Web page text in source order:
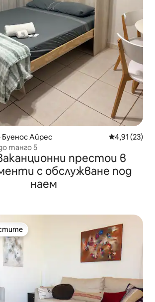
Айрес Средна
4,91 (23)
танго 5
престои в
с обслужване под
наем
избор на гостите